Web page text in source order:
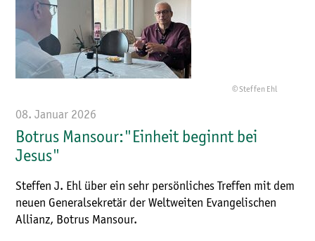
© Steffen Ehl
08. Januar 2026
Botrus Mansour:"Einheit beginnt bei
Jesus"
Steffen J. Ehl über ein sehr persönliches Treffen mit dem
neuen Generalsekretär der Weltweiten Evangelischen
Allianz, Botrus Mansour.